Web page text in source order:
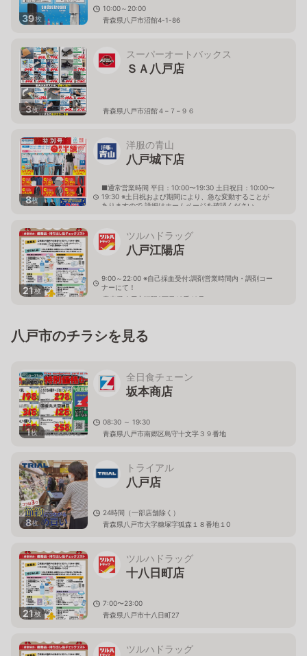
39枚
10:00～20:00
青森県八戸市沼館4-1-86
3枚
スーパーオートバックス
ＳＡ八戸店
青森県八戸市沼館４−７−９６
8枚
洋服の青山
八戸城下店
■通常営業時間 平日：10:00〜19:30 土日祝日：10:00〜
19:30 ※土日祝および期間により、急な変動することが
ありますので 詳細はホームページを確認ください
21枚
ツルハドラッグ
八戸江陽店
9:00～22:00 ※自己採血受付:調剤営業時間内・調剤コー
ナーにて！
青森県八戸市江陽2丁目13番40号
八戸市のチラシを見る
1枚
全日食チェーン
坂本商店
08:30 ～ 19:30
青森県八戸市南郷区島守十文字３９番地
8枚
トライアル
八戸店
24時間（一部店舗除く）
青森県八戸市大字糠塚字狐森１８番地１0
21枚
ツルハドラッグ
十八日町店
7:00〜23:00
青森県八戸市十八日町27
ツルハドラッグ